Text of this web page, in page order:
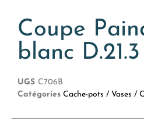
Coupe
blanc
UGS C706B
Catégories Cache-pots / Vases /